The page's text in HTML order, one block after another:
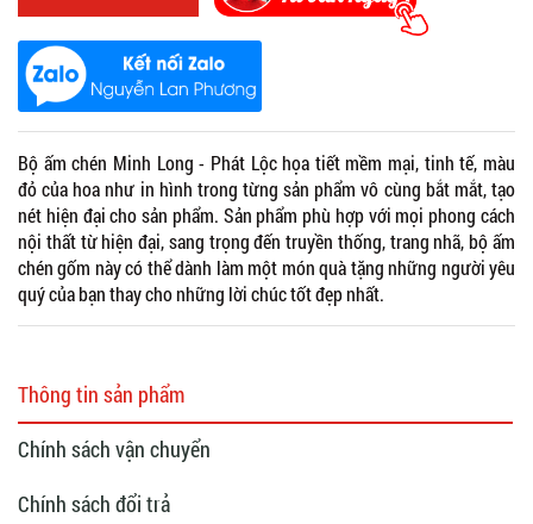
Bộ ấm chén Minh Long - Phát Lộc họa tiết mềm mại, tinh tế, màu
đỏ của hoa như in hình trong từng sản phẩm vô cùng bắt mắt, tạo
nét hiện đại cho sản phẩm. Sản phẩm phù hợp với mọi phong cách
nội thất từ hiện đại, sang trọng đến truyền thống, trang nhã, bộ ấm
chén gốm này có thể dành làm một món quà tặng những người yêu
quý của bạn thay cho những lời chúc tốt đẹp nhất.
Thông tin sản phẩm
Chính sách vận chuyển
Chính sách đổi trả